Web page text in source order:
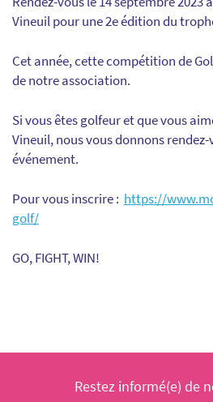
Vineuil pour une 2e édition du
Cet année, cette compétition de
de notre association.
Si vous êtes golfeur et que vous
Vineuil, nous vous donnons
événement.
Pour vous inscrire : https://
golf/
GO, FIGHT, WIN!
Restez informé(e) de